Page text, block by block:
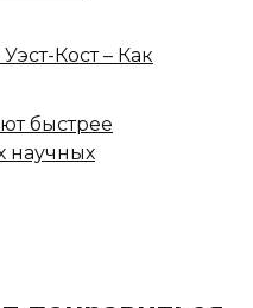
Кост – Как
быстрее
научных